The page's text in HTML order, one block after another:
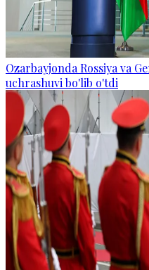
Ozarbayjonda Rossiya va
uchrashuvi bo'lib o'tdi